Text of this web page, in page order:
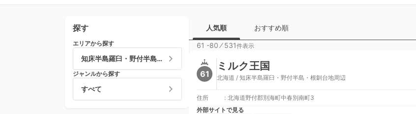
探す
エリアから探す
知床半島羅臼・野付半島・根釧台地周辺
ジャンルから探す
すべて
人気順 おすすめ順
61 -80 ⁄531件表示
61
ミルク王国
北海道 / 知床半島羅臼・野付半島・根釧台地周辺
住所 : 北海道野付郡別海町中春別南町3
外部サイトで見る